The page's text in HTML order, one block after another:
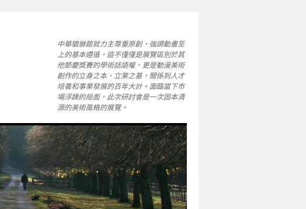
中華貔貅館就力主尊重原創，強調動畫至
上的基本遵循，這不僅僅是展覽區別於其
他節慶獎賽的學術話語權，更是動漫美術
創作的立身之本、立業之基，關係到人才
培養和事業發展的百年大計。面臨當下市
場浮躁的局面，此次研討會是一次固本清
源的美術風格的展覽。